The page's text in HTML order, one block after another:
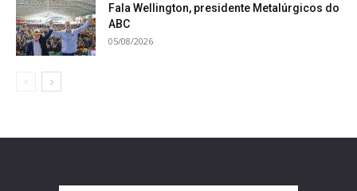
Fala Wellington, presidente Metalúrgicos do
ABC
05/08/2026